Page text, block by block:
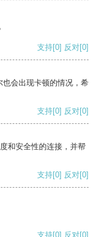
支持[0] 反对[0]
会出现卡顿的情况，希
支持[0] 反对[0]
和安全性的连接，并帮
支持[0] 反对[0]
支持[0] 反对[0]